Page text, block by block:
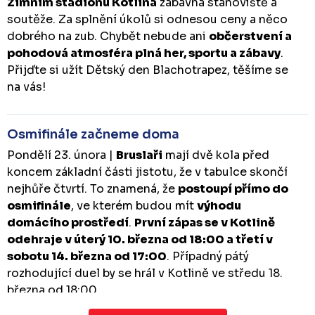
soutěže. Za splnění úkolů si odnesou ceny a něco
dobrého na zub. Chybět nebude ani občerstvení a
pohodová atmosféra plná her, sportu a zábavy.
Přijďte si užít Dětský den Blachotrapez, těšíme se
na vás!
Osmifinále začneme doma
Pondělí 23. února | Bruslaři mají dvě kola před
koncem základní části jistotu, že v tabulce skončí
nejhůře čtvrtí. To znamená, že postoupí přímo do
osmifinále, ve kterém budou mítvýhodu
domácího prostředí. První zápas se v Kotlině
odehraje v úterý 10. března od 18:00 a třetí v
sobotu 14. března od 17:00. Případný pátý
rozhodující duel by se hrál v Kotlině ve středu 18.
března od 18:00.